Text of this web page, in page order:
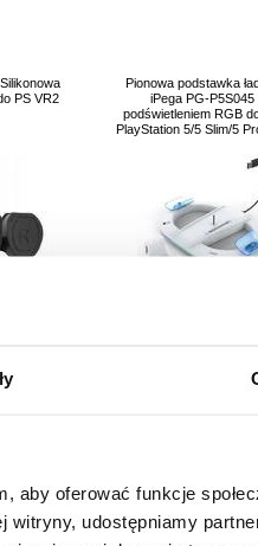
aby oferować funkcje
udostępniamy
PS VR2
Pionowa podstawka
iPega PG-P5S045
podświetleniem RGB
PlayStation 5/5 Slim/5